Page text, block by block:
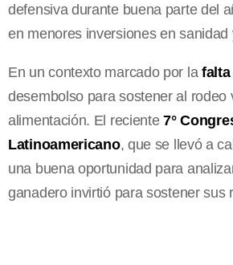
defensiva durante buena parte del
en menores inversiones en sanidad
En un contexto marcado por la falta
desembolso para sostener al rodeo
alimentación. El reciente7°
Latinoamericano, que se llevó a
una buena oportunidad para
ganadero invirtió para sostener sus